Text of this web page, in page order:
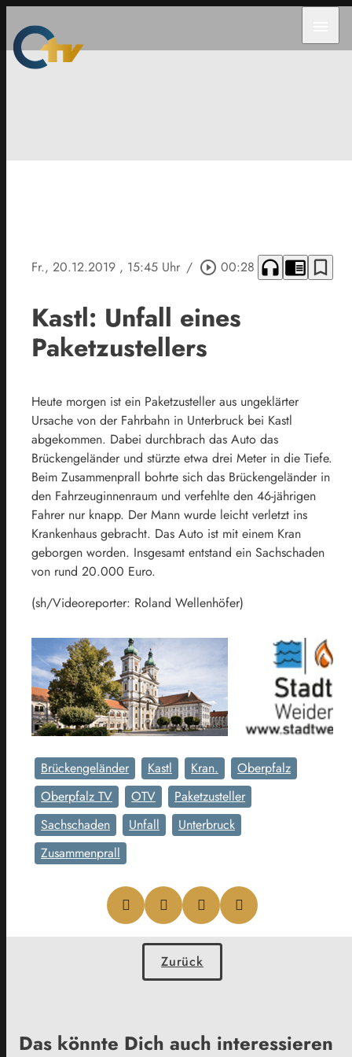
Fr., 20.12.2019 , 15:45 Uhr / play_circle_outline 00:28 headphones chrome_reader_mode bookmark_border
Kastl: Unfall eines
Paketzustellers
Heute morgen ist ein Paketzusteller aus ungeklärter
Ursache von der Fahrbahn in Unterbruck bei Kastl
abgekommen. Dabei durchbrach das Auto das
Brückengeländer und stürzte etwa drei Meter in die Tiefe.
Beim Zusammenprall bohrte sich das Brückengeländer in
den Fahrzeuginnenraum und verfehlte den 46-jährigen
Fahrer nur knapp. Der Mann wurde leicht verletzt ins
Krankenhaus gebracht. Das Auto ist mit einem Kran
geborgen worden. Insgesamt entstand ein Sachschaden
von rund 20.000 Euro.
(sh/Videoreporter: Roland Wellenhöfer)
Brückengeländer Kastl Kran.
Oberpfalz
Oberpfalz TV
OTV
Paketzusteller
Sachschaden
Unfall
Unterbruck
Zusammenprall
Zurück
Das könnte Dich auch interessieren